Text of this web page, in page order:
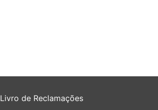
Livro de Reclamações